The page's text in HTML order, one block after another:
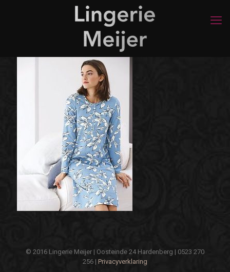
© 2016 Lingerie Meijer | Oosteinde 24 Hardenberg | 0523 270
256 | Privacyverklaring